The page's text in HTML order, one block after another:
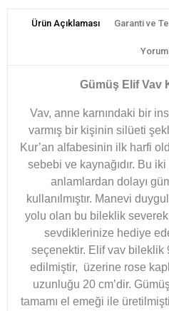
Ürün Açıklaması Garanti ve
Gümüş Elif Vav
Vav, anne karnındaki bir
varmış bir kişinin silüeti
Kur’an alfabesinin ilk harfi
sebebi ve kaynağıdır. Bu iki
anlamlardan dolayı
kullanılmıştır. Manevi
yolu olan bu bileklik
sevdiklerinize hediye
seçenektir. Elif vav bileklik
edilmiştir, üzerine rose
uzunluğu 20 cm’dir.
tamamı el emeği ile